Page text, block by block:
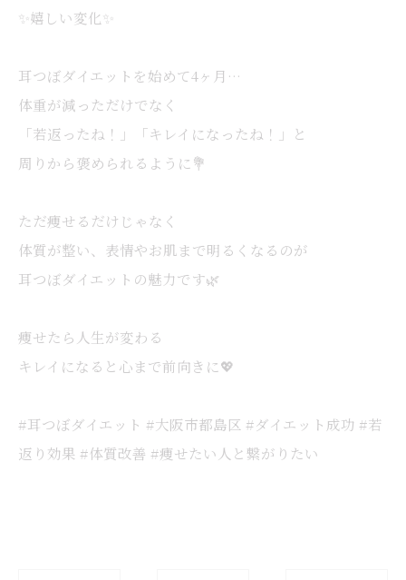
✨嬉しい変化✨
耳つぼダイエットを始めて4ヶ月…
体重が減っただけでなく
「若返ったね！」「キレイになったね！」と
周りから褒められるように💐
ただ痩せるだけじゃなく
体質が整い、表情やお肌まで明るくなるのが
耳つぼダイエットの魅力です🌿
痩せたら人生が変わる
キレイになると心まで前向きに💖
#耳つぼダイエット #大阪市都島区 #ダイエット成功 #若
返り効果 #体質改善 #痩せたい人と繋がりたい